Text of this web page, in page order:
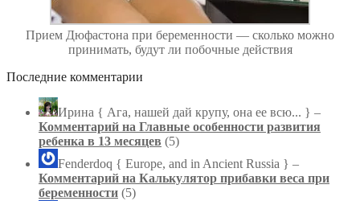
Прием Дюфастона при беременности — сколько можно
принимать, будут ли побочные действия
Последние комментарии
Ирина { Ага, нашей дай крупу, она ее всю... } –
Комментарий на Главные особенности развития
ребенка в 13 месяцев (5)
Fenderdoq { Europe, and in Ancient Russia } –
Комментарий на Калькулятор прибавки веса при
беременности (5)